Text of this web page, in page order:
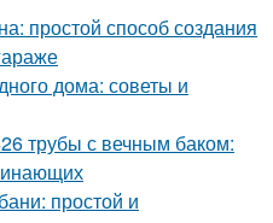
простой способ создания
дома: советы и
трубы с вечным баком:
простой и